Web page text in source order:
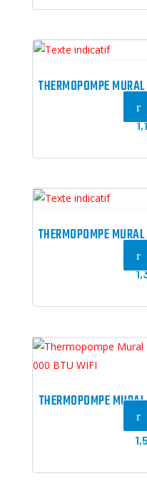
THERMOPOMPE
r
THERMOPOMPE
r
THERMOPOMPE
r